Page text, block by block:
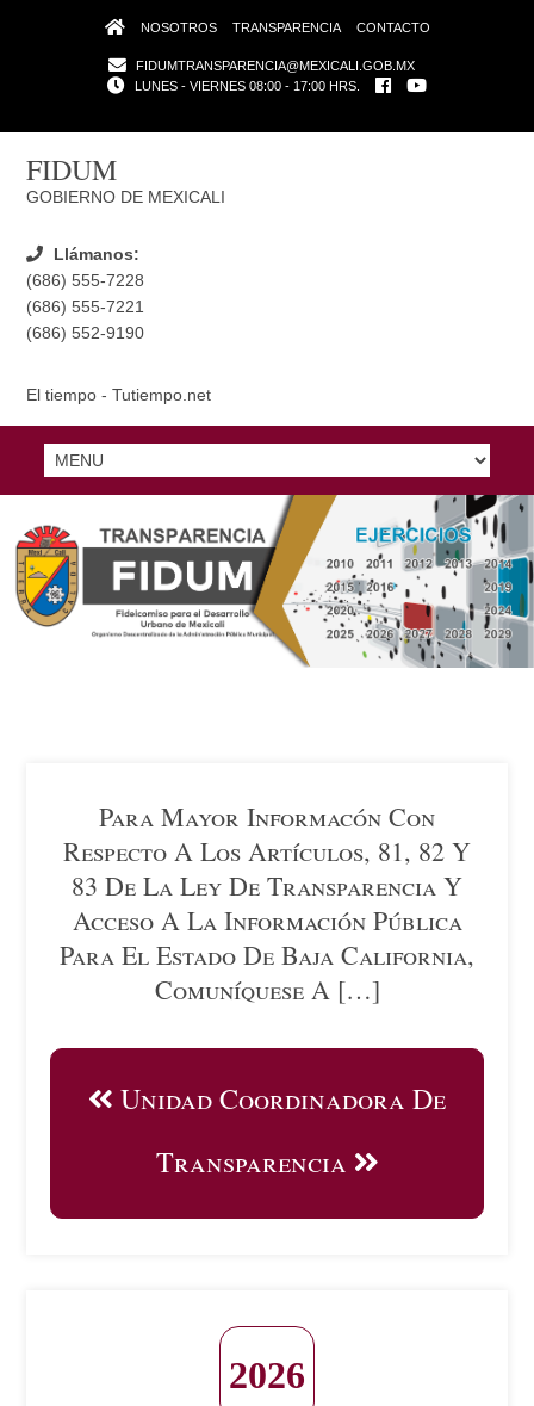
NOSOTROS TRANSPARENCIA CONTACTO
FIDUMTRANSPARENCIA@MEXICALI.GOB.MX
LUNES - VIERNES 08:00 - 17:00 HRS.
FIDUM
GOBIERNO DE MEXICALI
Llámanos:
(686) 555-7228
(686) 555-7221
(686) 552-9190
El tiempo - Tutiempo.net
Para Mayor Informacón Con
Respecto A Los Artículos, 81, 82 Y
83 De La Ley De Transparencia Y
Acceso A La Información Pública
Para El Estado De Baja California,
Comuníquese A […]
Unidad Coordinadora De
Transparencia